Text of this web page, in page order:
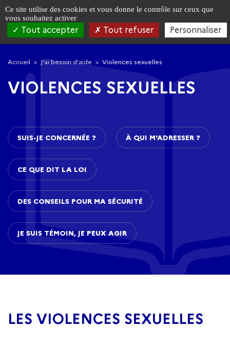
navigation
contenu
principal
Accueil J'ai besoin d'aide Violences sexuelles
VIOLENCES SEXUELLES
SUIS-JE CONCERNÉE ? À QUI M'ADRESSER ?
CE QUE DIT LA LOI
DES CONSEILS POUR MA SÉCURITÉ
JE SUIS TÉMOIN, JE PEUX AGIR
LES VIOLENCES SEXUELLES
Panneau de gestion des cookies
Ce site utilise des cookies et vous donne le contrôle sur ceux que
vous souhaitez activer
Tout accepter Tout refuser Personnaliser